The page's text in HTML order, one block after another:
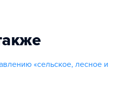
«сельское, лесное и